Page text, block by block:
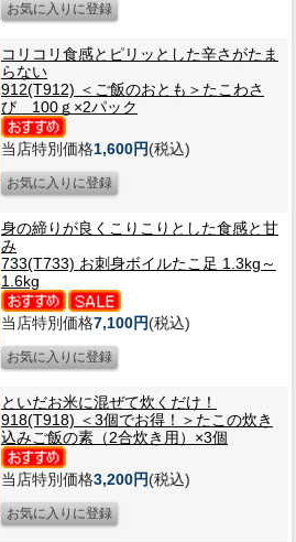
コリコリ食感とピリッとした辛さがたま
らない
912(T912) ＜ご飯のおとも＞たこわさ
び 100ｇ×2パック
当店特別価格1,600円(税込)
身の締りが良くこりこりとした食感と甘
み
733(T733) お刺身ボイルたこ足 1.3kg～
1.6kg
当店特別価格7,100円(税込)
といだお米に混ぜて炊くだけ！
918(T918) ＜3個でお得！＞たこの炊き
込みご飯の素（2合炊き用）×3個
当店特別価格3,200円(税込)